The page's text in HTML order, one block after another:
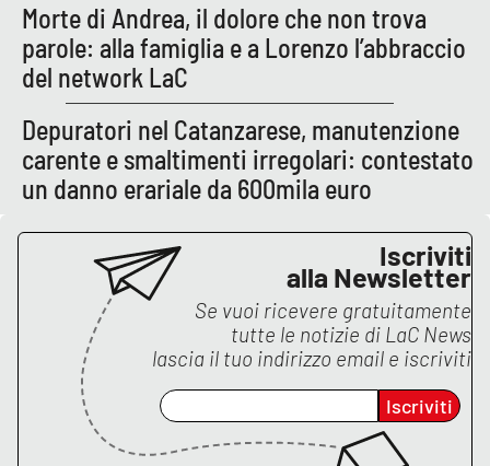
Destinazioni
Eventi
Food
Storie
NETWORK
Lacplay.it
Lactv.it
Laconair.it
Morte di Andrea, il dolore che non trova
parole: alla famiglia e a Lorenzo l’abbraccio
del network LaC
Depuratori nel Catanzarese, manutenzione
carente e smaltimenti irregolari: contestato
un danno erariale da 600mila euro
Iscriviti
alla Newsletter
Se vuoi ricevere gratuitamente
tutte le notizie di LaC News
lascia il tuo indirizzo email e iscriviti
Iscriviti